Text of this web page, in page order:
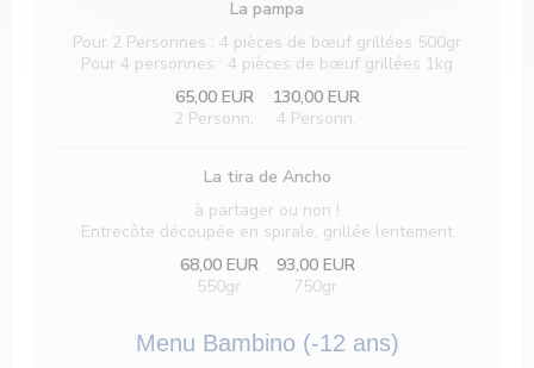
La pampa
Pour 2 Personnes : 4 pièces de bœuf grillées 500gr
Pour 4 personnes : 4 pièces de bœuf grillées 1kg
65,00 EUR
2 Personn.
130,00 EUR
4 Personn.
La tira de Ancho
à partager ou non !
Entrecôte découpée en spirale, grillée lentement
68,00 EUR
550gr
93,00 EUR
750gr
Menu Bambino (-12 ans)